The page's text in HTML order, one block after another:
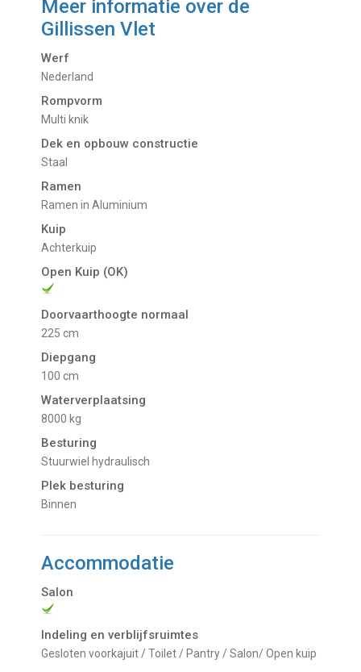
Meer informatie over de
Gillissen Vlet
Werf
Nederland
Rompvorm
Multi knik
Dek en opbouw constructie
Staal
Ramen
Ramen in Aluminium
Kuip
Achterkuip
Open Kuip (OK)
Doorvaarthoogte normaal
225 cm
Diepgang
100 cm
Waterverplaatsing
8000 kg
Besturing
Stuurwiel hydraulisch
Plek besturing
Binnen
Accommodatie
Salon
Indeling en verblijfsruimtes
gesloten voorkajuit / Toilet / Pantry / Salon/ Open kuip